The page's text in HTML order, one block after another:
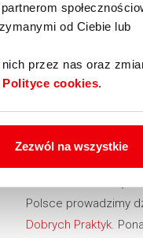
od Ciebie lub
przez nas oraz
Polityce cookies.
Zezwól na wszystkie
INFOLINIA
22 295 44 44
Infolinia (koszt za każdą
PRZYNALEŻNOŚĆ
Jako członek
Polsce prowadzimy
Dobrych Praktyk.